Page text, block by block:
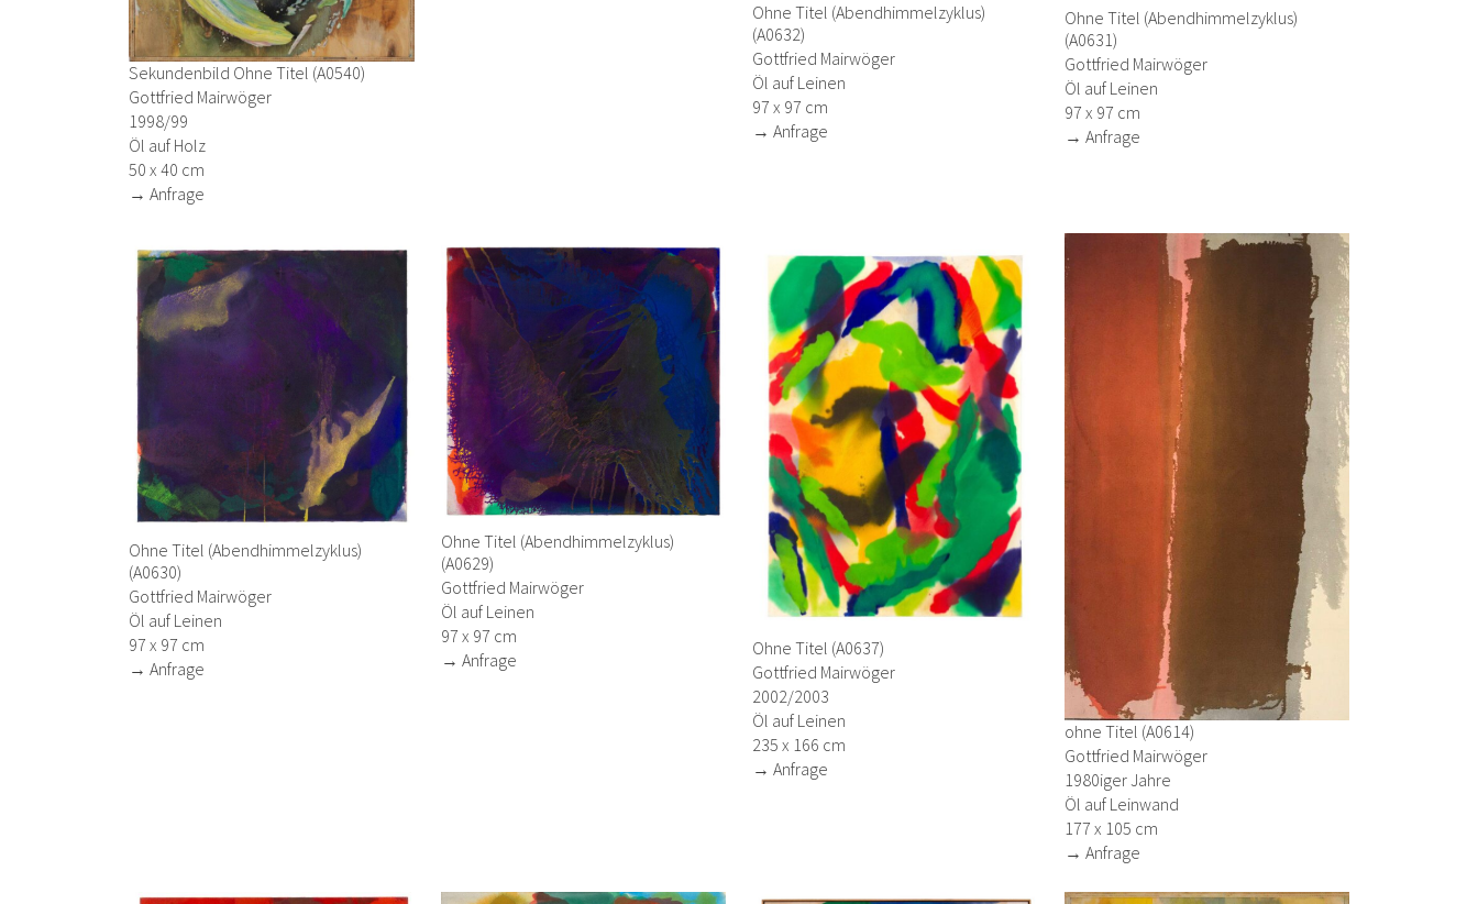
Sekundenbild Ohne Titel (A0540)
Gottfried Mairwöger
1998/99
Öl auf Holz
50 x 40 cm
→ Anfrage
Ohne Titel (Abendhimmelzyklus)
(A0632)
Gottfried Mairwöger
Öl auf Leinen
97 x 97 cm
→ Anfrage
Ohne Titel (Abendhimmelzyklus)
(A0631)
Gottfried Mairwöger
Öl auf Leinen
97 x 97 cm
→ Anfrage
Ohne Titel (Abendhimmelzyklus)
(A0630)
Gottfried Mairwöger
Öl auf Leinen
97 x 97 cm
→ Anfrage
Ohne Titel (Abendhimmelzyklus)
(A0629)
Gottfried Mairwöger
Öl auf Leinen
97 x 97 cm
→ Anfrage
Ohne Titel (A0637)
Gottfried Mairwöger
2002/2003
Öl auf Leinen
235 x 166 cm
→ Anfrage
ohne Titel (A0614)
Gottfried Mairwöger
1980iger Jahre
Öl auf Leinwand
177 x 105 cm
→ Anfrage